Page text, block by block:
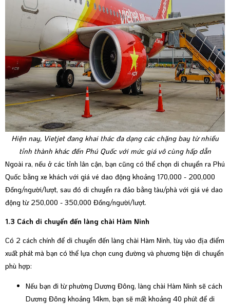
Hiện nay, Vietjet đang khai thác đa dạng các chặng bay từ nhiều
tỉnh thành khác đến Phú Quốc với mức giá vô cùng hấp dẫn
Ngoài ra, nếu ở các tỉnh lân cận, bạn cũng có thể chọn di chuyển ra Phú
Quốc bằng xe khách với giá vé dao động khoảng 170,000 - 200,000
Đồng/người/lượt, sau đó di chuyển ra đảo bằng tàu/phà với giá vé dao
động từ 250,000 - 350,000 Đồng/người/lượt.
1.3 Cách di chuyển đến làng chài Hàm Ninh
Có 2 cách chính để di chuyển đến làng chài Hàm Ninh, tùy vào địa điểm
xuất phát mà bạn có thể lựa chọn cung đường và phương tiện di chuyển
phù hợp:
Nếu bạn đi từ phường Dương Đông, làng chài Hàm Ninh sẽ cách
Dương Đông khoảng 14km, bạn sẽ mất khoảng 40 phút để di